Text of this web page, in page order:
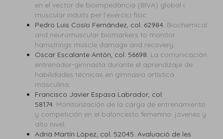
en el vector de bioimpedància (BIVA) global i
muscular induïts per l’exercici físic.
Pedro Luis Cosío Fernández, col. 62984. Biochemical
and neuromuscular biomarkers to monitor
hamstrings muscle damage and recovery.
Oscar Escalante Antón, col. 56698. La comunicación
entrenador-gimnasta durante el aprendizaje de
habilidades técnicas en gimnasia artística
masculina.
Francisco Javier Espasa Labrador, col.
58174. Monitorización de la carga de entrenamiento
y competición en el baloncesto femenino: jóvenes y
alto nivel.
Adrià Martín López, col. 52045. Avaluació de les